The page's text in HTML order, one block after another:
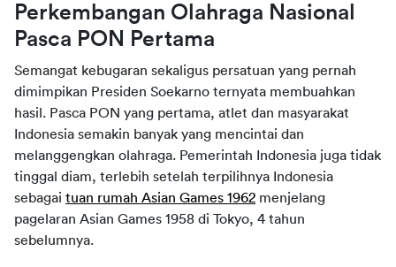
Perkembangan Olahraga Nasional
Pasca PON Pertama
Semangat kebugaran sekaligus persatuan yang pernah
dimimpikan Presiden Soekarno ternyata membuahkan
hasil. Pasca PON yang pertama, atlet dan masyarakat
Indonesia semakin banyak yang mencintai dan
melanggengkan olahraga. Pemerintah Indonesia juga tidak
tinggal diam, terlebih setelah terpilihnya Indonesia
sebagai tuan rumah Asian Games 1962 menjelang
pagelaran Asian Games 1958 di Tokyo, 4 tahun
sebelumnya.